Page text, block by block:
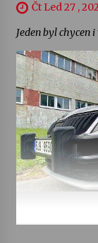
Čt Led 27 ,
Jeden byl chycen